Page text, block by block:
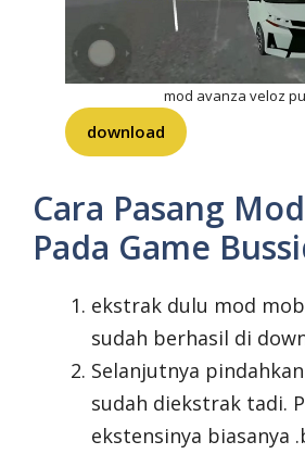
mod avanza veloz
download
Cara Pasang
Pada Game
ekstrak dulu mod
sudah berhasil di
Selanjutnya
sudah diekstrak tadi.
ekstensinya biasanya